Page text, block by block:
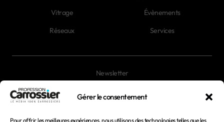
Gérer le consentement
Pour offrir les meilleures expériences, nous utilisons des technologies telles que les
Vitrage
Réseaux
Évènements
Services
Newsletter